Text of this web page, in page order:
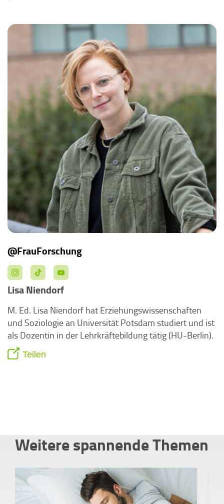
@FrauForschung
Lisa Niendorf
M. Ed. Lisa Niendorf hat Erziehungswissenschaften
und Soziologie an Universität Potsdam studiert und ist
als Dozentin in der Lehrkräftebildung tätig (HU-Berlin).
Teilen
Weitere spannende Themen